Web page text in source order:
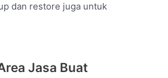
dan restore juga untuk
Jasa Buat